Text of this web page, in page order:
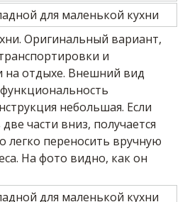
Оригинальный вариант,
и
на отдыхе. Внешний вид
небольшая. Если
части вниз, получается
легко переносить вручную
На фото видно, как он